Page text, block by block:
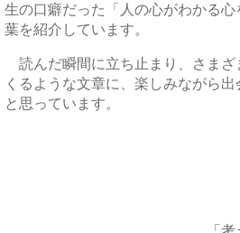
生の口癖だった「人の心がわかる
葉を紹介しています。
読んだ瞬間に立ち止まり、さまざ
くるような文章に、楽しみながら
と思っています。